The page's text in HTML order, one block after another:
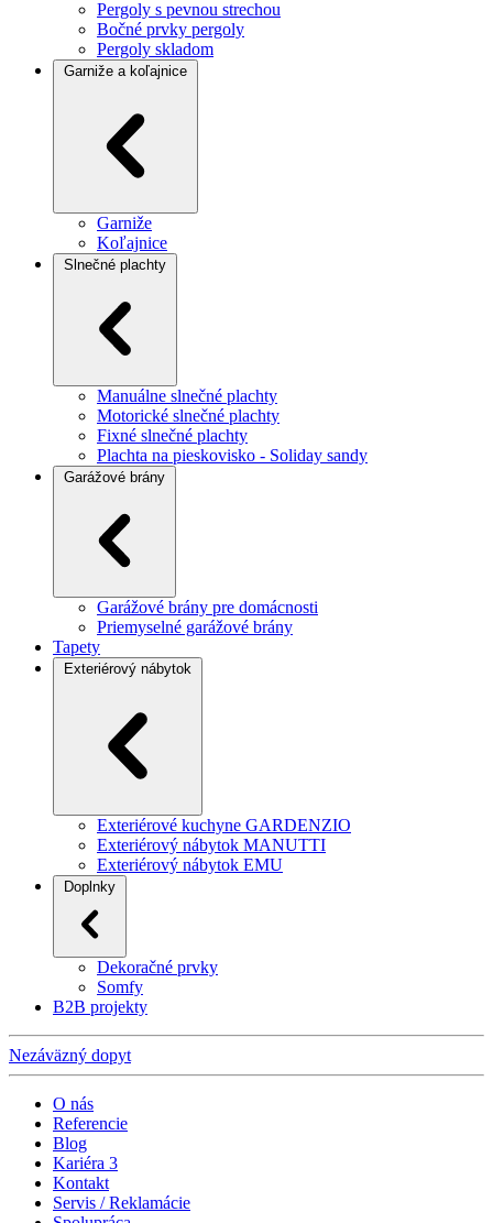
Pergoly s pevnou strechou
Bočné prvky pergoly
Pergoly skladom
Garniže a koľajnice
Garniže
Koľajnice
Slnečné plachty
Manuálne slnečné plachty
Motorické slnečné plachty
Fixné slnečné plachty
Plachta na pieskovisko - Soliday sandy
Garážové brány
Garážové brány pre domácnosti
Priemyselné garážové brány
Tapety
Exteriérový nábytok
Exteriérové kuchyne GARDENZIO
Exteriérový nábytok MANUTTI
Exteriérový nábytok EMU
Doplnky
Dekoračné prvky
Somfy
B2B projekty
Nezáväzný dopyt
O nás
Referencie
Blog
Kariéra 3
Kontakt
Servis / Reklamácie